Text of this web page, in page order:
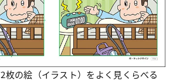
の絵（イラスト）をよく見くらべる